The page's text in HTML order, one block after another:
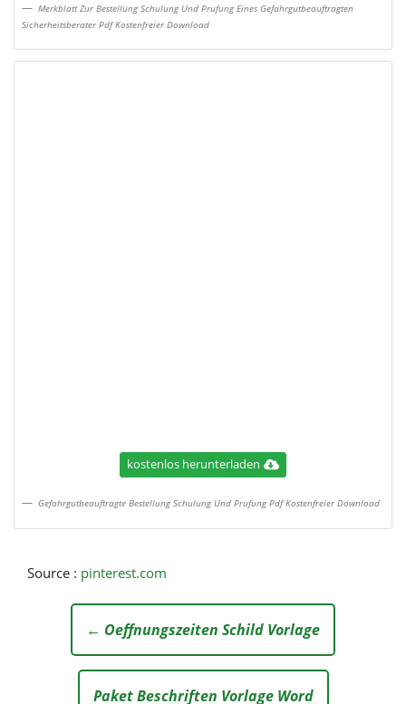
Merkblatt Zur Bestellung Schulung Und Prufung Eines Gefahrgutbeauftragten
Sicherheitsberater Pdf Kostenfreier Download
kostenlos herunterladen
Gefahrgutbeauftragte Bestellung Schulung Und Prufung Pdf Kostenfreier Download
Source : pinterest.com
← Oeffnungszeiten Schild Vorlage
Paket Beschriften Vorlage Word